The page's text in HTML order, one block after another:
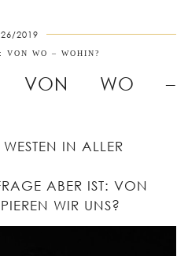
2019
VON WO – WOHIN?
VON WO –
IN ALLER
ABER IST: VON
WIR UNS?